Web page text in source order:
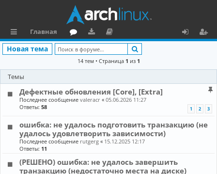
с
л
к
Главная
о
аг
ру
и
о
ку
е
н
ц
я
а
Новая тема
14 тем • Страница 1 из 1
Темы
Дефектные обновления [Core], [Extra]
Последнее сообщениеvaleracr «05.06.2026 11:27
Ответы:58 1 2 3
ошибка: не удалось подготовить транзакцию (не
удалось удовлетворить зависимости)
Последнее сообщение rutgerg « 15.12.2025 12:17
Ответы: 11
(РЕШЕНО) ошибка: не удалось завершить
транзакцию (недостаточно места на диске)